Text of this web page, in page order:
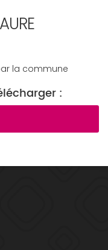
la commune
: